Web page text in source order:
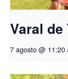
Varal de
7 agosto @ 11:20